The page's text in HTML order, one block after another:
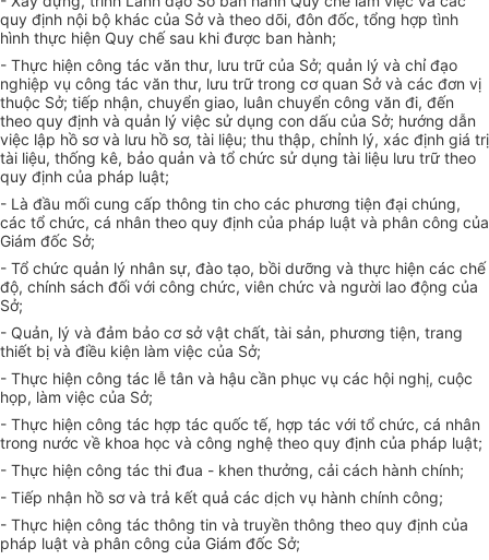
quy định nội bộ khác của Sở và theo dõi, đôn đốc, tổng hợp tình
hình thực hiện Quy chế sau khi được ban hành;
- Thực hiện công tác văn thư, lưu trữ của Sở; quản lý và chỉ đạo
nghiệp vụ công tác văn thư, lưu trữ trong cơ quan Sở và các đơn vị
thuộc Sở; tiếp nhận, chuyển giao, luân chuyển công văn đi, đến
theo quy định và quản lý việc sử dụng con dấu của Sở; hướng dẫn
việc lập hồ sơ và lưu hồ sơ, tài liệu; thu thập, chỉnh lý, xác định giá trị
tài liệu, thống kê, bảo quản và tổ chức sử dụng tài liệu lưu trữ theo
quy định của pháp luật;
- Là đầu mối cung cấp thông tin cho các phương tiện đại chúng,
các tổ chức, cá nhân theo quy định của pháp luật và phân công của
Giám đốc Sở;
- Tổ chức quản lý nhân sự, đào tạo, bồi dưỡng và thực hiện các chế
độ, chính sách đối với công chức, viên chức và người lao động của
Sở;
- Quản, lý và đảm bảo cơ sở vật chất, tài sản, phương tiện, trang
thiết bị và điều kiện làm việc của Sở;
- Thực hiện công tác lễ tân và hậu cần phục vụ các hội nghị, cuộc
họp, làm việc của Sở;
- Thực hiện công tác hợp tác quốc tế, hợp tác với tổ chức, cá nhân
trong nước về khoa học và công nghệ theo quy định của pháp luật;
- Thực hiện công tác thi đua - khen thưởng, cải cách hành chính;
- Tiếp nhận hồ sơ và trả kết quả các dịch vụ hành chính công;
- Thực hiện công tác thông tin và truyền thông theo quy định của
pháp luật và phân công của Giám đốc Sở;